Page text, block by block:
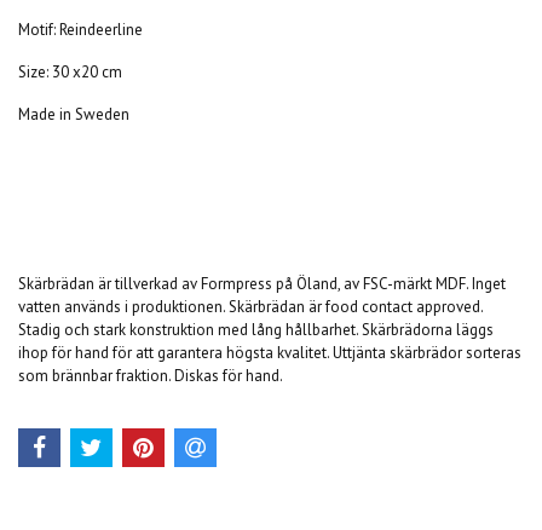
Motif: Reindeerline
Size: 30 x20 cm
Made in Sweden
Skärbrädan är tillverkad av Formpress på Öland, av FSC-märkt MDF. Inget
vatten används i produktionen. Skärbrädan är food contact approved.
Stadig och stark konstruktion med lång hållbarhet. Skärbrädorna läggs
ihop för hand för att garantera högsta kvalitet. Uttjänta skärbrädor sorteras
som brännbar fraktion. Diskas för hand.